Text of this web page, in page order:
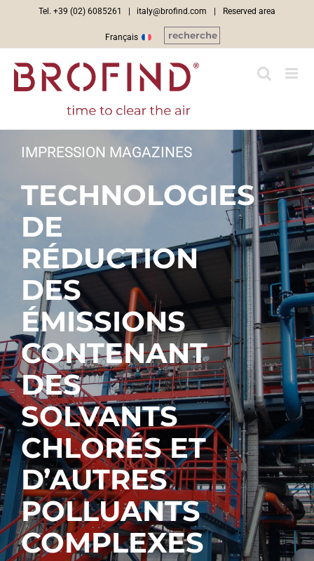
Tel. +39 (02) 6085261 | italy@brofind.com Reserved area
Français recherche
IMPRESSION MAGAZINES
TECHNOLOGIES
DE
RÉDUCTION
DES
ÉMISSIONS
CONTENANT
DES
SOLVANTS
CHLORÉS ET
D’AUTRES
POLLUANTS
COMPLEXES